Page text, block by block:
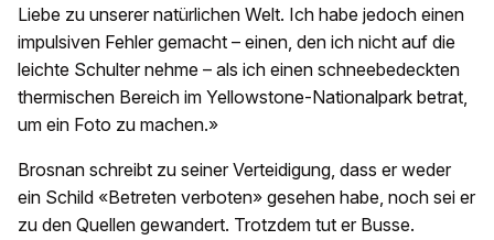
Liebe zu unserer natürlichen Welt. Ich habe jedoch einen
impulsiven Fehler gemacht – einen, den ich nicht auf die
leichte Schulter nehme – als ich einen schneebedeckten
thermischen Bereich im Yellowstone-Nationalpark betrat,
um ein Foto zu machen.»
Brosnan schreibt zu seiner Verteidigung, dass er weder
ein Schild «Betreten verboten» gesehen habe, noch sei er
zu den Quellen gewandert. Trotzdem tut er Busse.